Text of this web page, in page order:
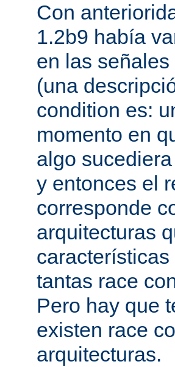
Con
1.2b9 había
en las
(una
condition es:
momento en
algo
y entonces el
corresponde
arquitecturas
tantas race
Pero hay que
existen race
arquitecturas.